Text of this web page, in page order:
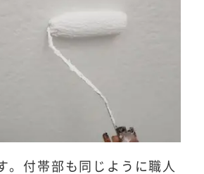
。付帯部も同じように職人